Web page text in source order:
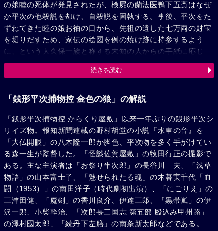
の娘睦の死体が発見されたが、検屍の蘭法医鴨下五斎はなぜ
か平次の他殺説を却け、自殺説を固執する。事後、平次をた
ずねてきた睦の娘お袖の口から、先祖の遺した七万両の財宝
を堀りだすため、家伝の絵図を例の焼け跡に持参するよう
に、という大久保一族と称する未知の人からの手紙に応じ
て、睦がでかけたいきさつを知る。当の絵図はお袖が持って
いたが、半分に切られたその余白には謎めいた文句が書いて
文句は首尾ととのったが、なおその真の意味は不可解であ
た。するうち、お歌の叔父土谷雲之介がまたも焼け跡で殺さ
れ現場にお歌が居合せたと称して平次の商売仇三の輪万七は
彼女をひっ括る。次には平次の恋女房お静とお袖が何者かに
誘拐され、二人の命と絵図を引替えようとの出所不明の手紙
が舞込んだ。この取引きでお袖だけはかえってきたが、なお
謎の意を明かさねばお静はかえさぬという伝言である。お袖
の言葉からあたりをつけた平次は、鴨下五斎の邸に忍び入っ
た。お静は案の条そこにいたが、救おうとした平次は計られ
て落し穴に落ちる。その間に謎を解いた鴨下や薬箱持ちの喜
助、お歌の乳母の息子友次郎、お歌と生写しの女お夏らを中
続きを読む
「銭形平次捕物控 金色の狼」の解説
「銭形平次捕物控 からくり屋敷」以来一年ぶりの銭形平次シ
リイズ物。報知新聞連載の野村胡堂の小説『水車の音』を
「大仏開眼」の八木隆一郎か脚色、平次物を多く手がけてい
る森一生が監督した。「怪談佐賀屋敷」の牧田行正の撮影で
ある。主な主演者は「お祭り半次郎」の長谷川一夫、「浅草
物語」の山本富士子、「魅せられたる魂」の木暮実千代「血
闘（1953）」の南田洋子（時代劇初出演）、「にごりえ」の
三津田健、「魔剣」の香川良介、伊達三郎、「黒帯嵐」の伊
沢一郎、小柴幹治、「次郎長三国志 第五部 殴込み甲州路」
の澤村國太郎、「続丹下左膳」の南条新太郎などである。